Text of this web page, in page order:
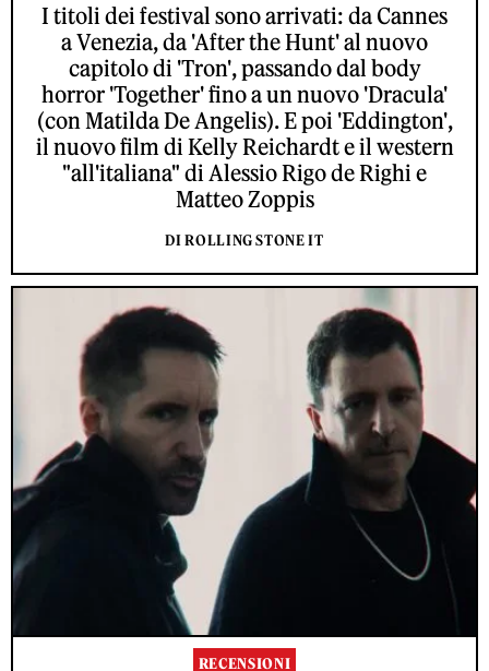
I titoli dei festival sono arrivati: da Cannes
a Venezia, da 'After the Hunt' al nuovo
capitolo di 'Tron', passando dal body
horror 'Together' fino a un nuovo 'Dracula'
(con Matilda De Angelis). E poi 'Eddington',
il nuovo film di Kelly Reichardt e il western
"all'italiana" di Alessio Rigo de Righi e
Matteo Zoppis
DI ROLLING STONE IT
RECENSIONI